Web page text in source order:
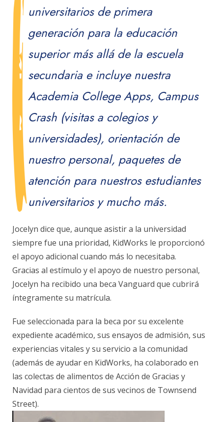
universitarios de primera
generación para la educación
superior más allá de la escuela
secundaria e incluye nuestra
Academia College Apps, Campus
Crash (visitas a colegios y
universidades), orientación de
nuestro personal, paquetes de
atención para nuestros estudiantes
universitarios y mucho más.
Jocelyn dice que, aunque asistir a la universidad
siempre fue una prioridad, KidWorks le proporcionó
el apoyo adicional cuando más lo necesitaba.
Gracias al estímulo y el apoyo de nuestro personal,
Jocelyn ha recibido una beca Vanguard que cubrirá
íntegramente su matrícula.
Fue seleccionada para la beca por su excelente
expediente académico, sus ensayos de admisión, sus
experiencias vitales y su servicio a la comunidad
(además de ayudar en KidWorks, ha colaborado en
las colectas de alimentos de Acción de Gracias y
Navidad para cientos de sus vecinos de Townsend
Street).